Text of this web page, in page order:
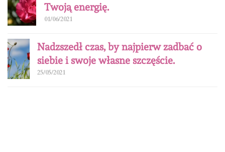
Twoją energię.
01/06/2021
Nadzszedł czas, by najpierw zadbać o
siebie i swoje własne szczęście.
25/05/2021